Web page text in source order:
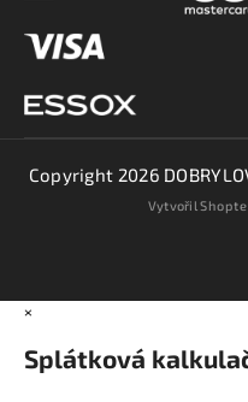
Copyright 2026
Vytvořil
×
Splátková